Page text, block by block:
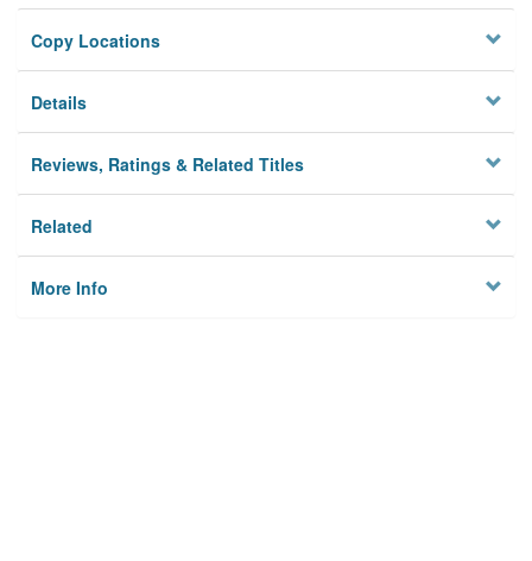
Copy Locations
Details
Reviews, Ratings & Related Titles
Related
More Info